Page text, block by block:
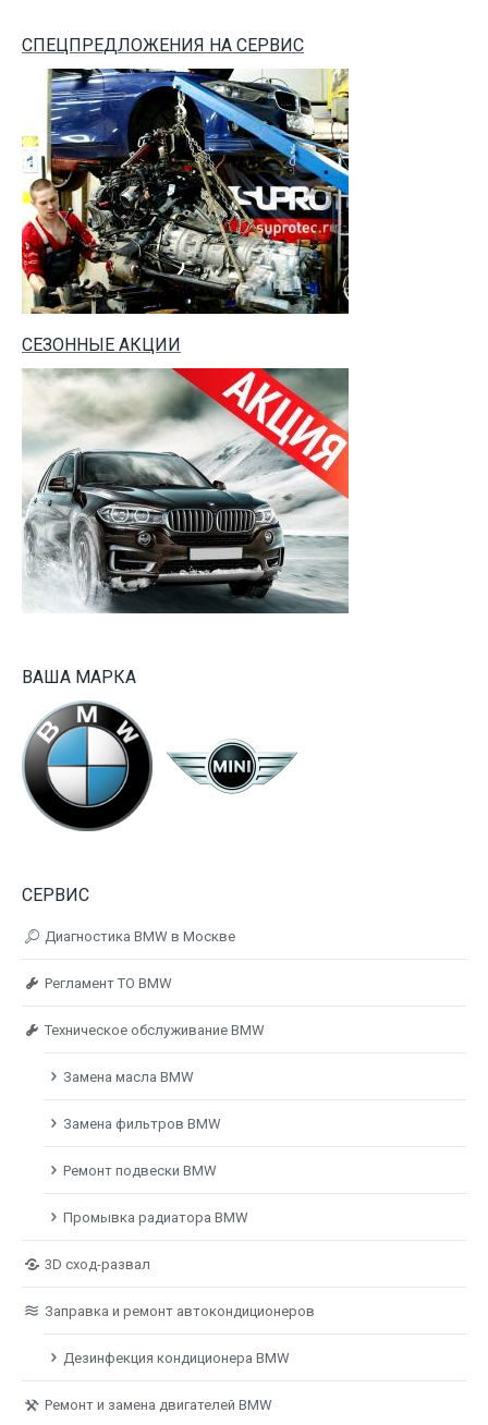
СПЕЦПРЕДЛОЖЕНИЯ НА СЕРВИС
СЕЗОННЫЕ АКЦИИ
ВАША МАРКА
СЕРВИС
Диагностика BMW в Москве
Регламент ТО BMW
Техническое обслуживание BMW
Замена масла BMW
Замена фильтров BMW
Ремонт подвески BMW
Промывка радиатора BMW
3D сход-развал
Заправка и ремонт автокондиционеров
Дезинфекция кондиционера BMW
Ремонт и замена двигателей BMW